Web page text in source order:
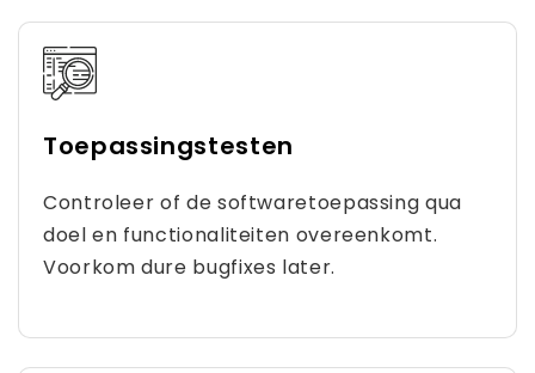
Toepassingstesten
Controleer of de softwaretoepassing qua
doel en functionaliteiten overeenkomt.
Voorkom dure bugfixes later.